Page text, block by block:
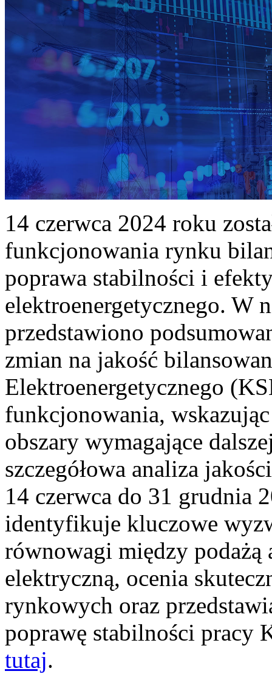
14 czerwca 2024 roku
funkcjonowania rynku
poprawa stabilności i
elektroenergetycznego. W
przedstawiono
zmian na jakość
Elektroenergetycznego
funkcjonowania,
obszary wymagające
szczegółowa analiza
14 czerwca do 31 grudnia
identyfikuje kluczowe
równowagi między podażą
elektryczną, ocenia
rynkowych oraz
poprawę stabilności pracy
tutaj.